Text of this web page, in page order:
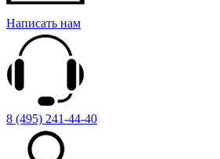
Написать нам
8 (495) 241-44-40